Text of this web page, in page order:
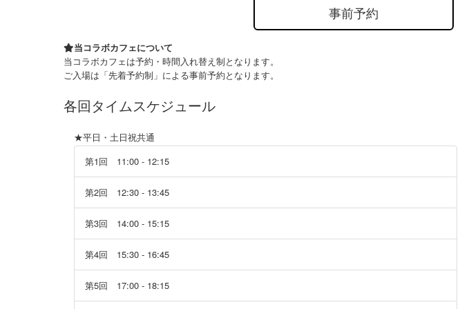
事前予約
当コラボカフェについて
当コラボカフェは予約・時間入れ替え制となります。
ご入場は「先着予約制」による事前予約となります。
各回タイムスケジュール
★平日・土日祝共通
第1回 11:00 - 12:15
第2回 12:30 - 13:45
第3回 14:00 - 15:15
第4回 15:30 - 16:45
第5回 17:00 - 18:15